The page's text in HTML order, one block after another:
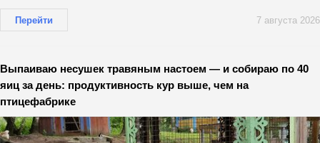
Перейти 7 августа 2026
Выпаиваю несушек травяным настоем — и собираю по 40
яиц за день: продуктивность кур выше, чем на
птицефабрике